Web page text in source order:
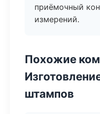
приёмочный
измерений.
Похожие
штампов